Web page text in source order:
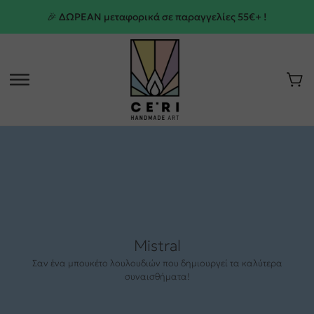
🎉 ΔΩΡΕΑΝ μεταφορικά σε παραγγελίες 55€+ !
Mistral
Σαν ένα μπουκέτο λουλουδιών που δημιουργεί τα καλύτερα
συναισθήματα!